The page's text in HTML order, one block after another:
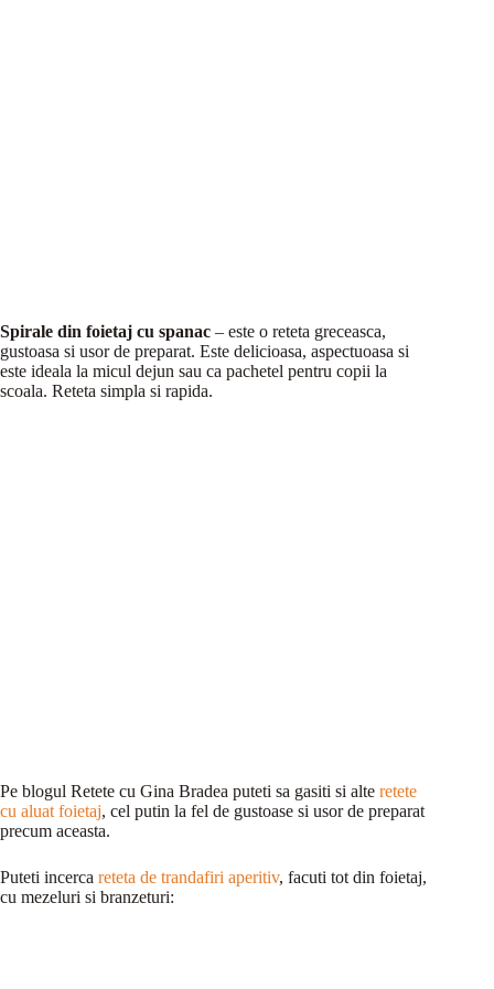
Spirale din foietaj cu spanac – este o reteta greceasca,
gustoasa si usor de preparat. Este delicioasa, aspectuoasa si
este ideala la micul dejun sau ca pachetel pentru copii la
scoala. Reteta simpla si rapida.
Pe blogul Retete cu Gina Bradea puteti sa gasiti si alte retete
cu aluat foietaj, cel putin la fel de gustoase si usor de preparat
precum aceasta.
Puteti incerca reteta de trandafiri aperitiv, facuti tot din foietaj,
cu mezeluri si branzeturi: